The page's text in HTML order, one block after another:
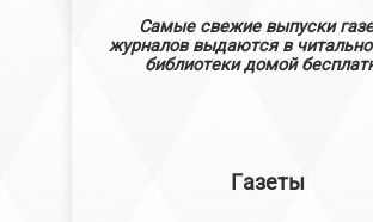
Самые свежие выпуски
журналов выдаются в
библиотеки домой
Газеты